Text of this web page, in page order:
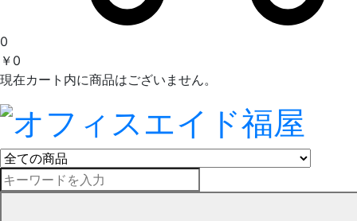
0
￥0
現在カート内に商品はございません。